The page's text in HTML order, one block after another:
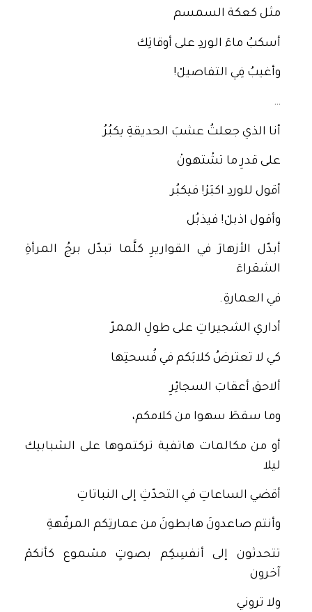
مثل كعكة السمسم
أسكبُ ماءَ الوردِ على أوقاتِك
وأغيبُ فِي التفاصيلْ!
…
أنا الذي جعلتُ عشبَ الحديقةِ يكبُرُ
على قدرِ ما تشْتهونْ
أقول للوردِ اكبَرْ! فيكبُر
وأقول اذبلْ! فيذبُل
أبدّل الأزهارَ في القواريرِ كلَّما تبدّل برجُ المرأةِ
الشقراءَ
في العمارةِ.
أداري الشجيراتِ على طولِ الممرّ
كي لا تعترضُ كلابَكم في فُسحتِها
ألاحق أعقابَ السجائِرِ
وما سقطَ سهوا من كلامكم،
أو من مكالمات هاتفية تركتموها على الشبابيك
ليلا
أقضي الساعاتِ في التحدّثِ إلى النباتاتِ
وأنتم صاعدونَ هابطونَ من عمارتِكم المرفّهةِ
تتحدثون إلى أنفسِكِم بصوتٍ مسْموع كأنكمْ
آخرون
ولا تروني